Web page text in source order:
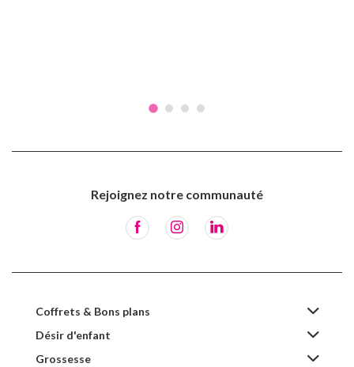
Rejoignez notre communauté
Coffrets & Bons plans
Désir d'enfant
Grossesse